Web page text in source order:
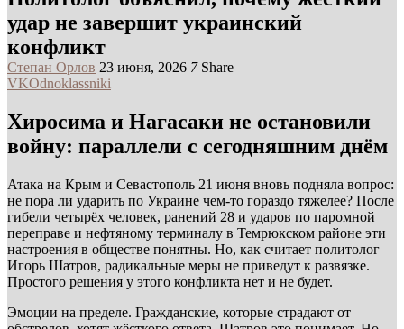
удар не завершит украинский
конфликт
Степан Орлов 23 июня, 2026 7 Share
VKOdnoklassniki
Хиросима и Нагасаки не остановили
войну: параллели с сегодняшним днём
Атака на Крым и Севастополь 21 июня вновь подняла вопрос:
не пора ли ударить по Украине чем-то гораздо тяжелее? После
гибели четырёх человек, ранений 28 и ударов по паромной
переправе и нефтяному терминалу в Темрюкском районе эти
настроения в обществе понятны. Но, как считает политолог
Игорь Шатров, радикальные меры не приведут к развязке.
Простого решения у этого конфликта нет и не будет.
Эмоции на пределе. Гражданские, которые страдают от